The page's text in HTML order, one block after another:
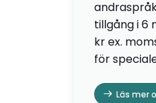
tillgång i 6
kr ex.
för
Läs mer